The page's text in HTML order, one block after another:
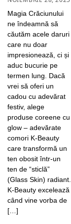
Magia Crăciunului
ne îndeamnă să
căutăm acele daruri
care nu doar
impresionează, ci și
aduc bucurie pe
termen lung. Dacă
vrei să oferi un
cadou cu adevărat
festiv, alege
produse coreene cu
glow – adevărate
comori K-Beauty
care transformă un
ten obosit într-un
ten de “sticlă”
(Glass Skin) radiant.
K-Beauty excelează
când vine vorba de
[…]